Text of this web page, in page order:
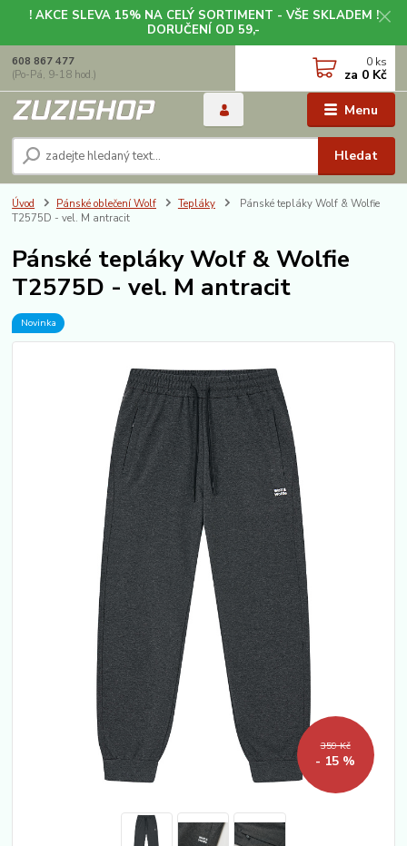
! AKCE SLEVA 15% NA CELÝ SORTIMENT - VŠE SKLADEM !
DORUČENÍ OD 59,-
Menu
Hledat
608 867 477
(Po-Pá, 9-18 hod.)
0 ks
za 0 Kč
Úvod Pánské oblečení Wolf Tepláky
Pánské tepláky Wolf & Wolfie
T2575D - vel. M antracit
Pánské tepláky Wolf & Wolfie
T2575D - vel. M antracit
Novinka
359 Kč
- 15 %